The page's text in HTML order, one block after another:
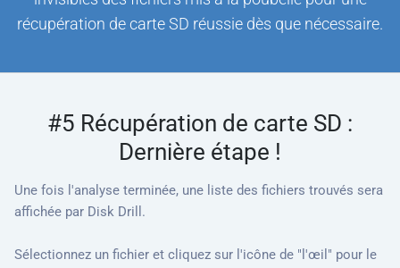
récupération de carte SD réussie dès que nécessaire.
#5 Récupération de carte SD :
Dernière étape !
Une fois l'analyse terminée, une liste des fichiers trouvés sera
affichée par Disk Drill.
Sélectionnez un fichier et cliquez sur l'icône de "l'œil" pour le